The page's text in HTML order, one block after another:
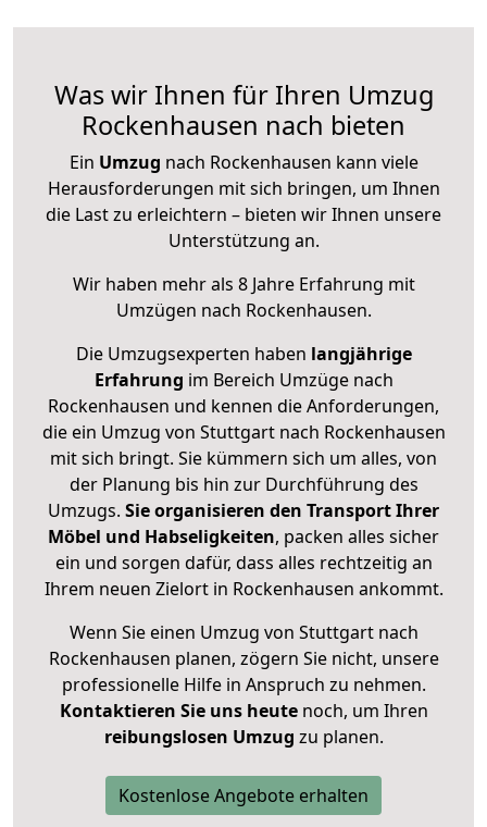
Was wir Ihnen für Ihren Umzug
Rockenhausen nach bieten
Ein Umzug nach Rockenhausen kann viele
Herausforderungen mit sich bringen, um Ihnen
die Last zu erleichtern – bieten wir Ihnen unsere
Unterstützung an.
Wir haben mehr als 8 Jahre Erfahrung mit
Umzügen nach Rockenhausen.
Die Umzugsexperten haben langjährige
Erfahrung im Bereich Umzüge nach
Rockenhausen und kennen die Anforderungen,
die ein Umzug von Stuttgart nach Rockenhausen
mit sich bringt. Sie kümmern sich um alles, von
der Planung bis hin zur Durchführung des
Umzugs. Sie organisieren den Transport Ihrer
Möbel und Habseligkeiten, packen alles sicher
ein und sorgen dafür, dass alles rechtzeitig an
Ihrem neuen Zielort in Rockenhausen ankommt.
Wenn Sie einen Umzug von Stuttgart nach
Rockenhausen planen, zögern Sie nicht, unsere
professionelle Hilfe in Anspruch zu nehmen.
Kontaktieren Sie uns heutenoch, um Ihren
reibungslosen Umzug zu planen.
Kostenlose Angebote erhalten